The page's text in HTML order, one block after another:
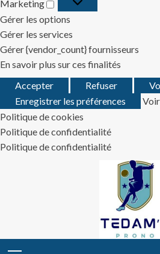
Marketing
Marketing
Gérer les options
Gérer les services
Gérer {vendor_count} fournisseurs
En savoir plus sur ces finalités
Accepter
Refuser
Enregistrer les préférences
Politique de cookies
Politique de confidentialité
Politique de confidentialité